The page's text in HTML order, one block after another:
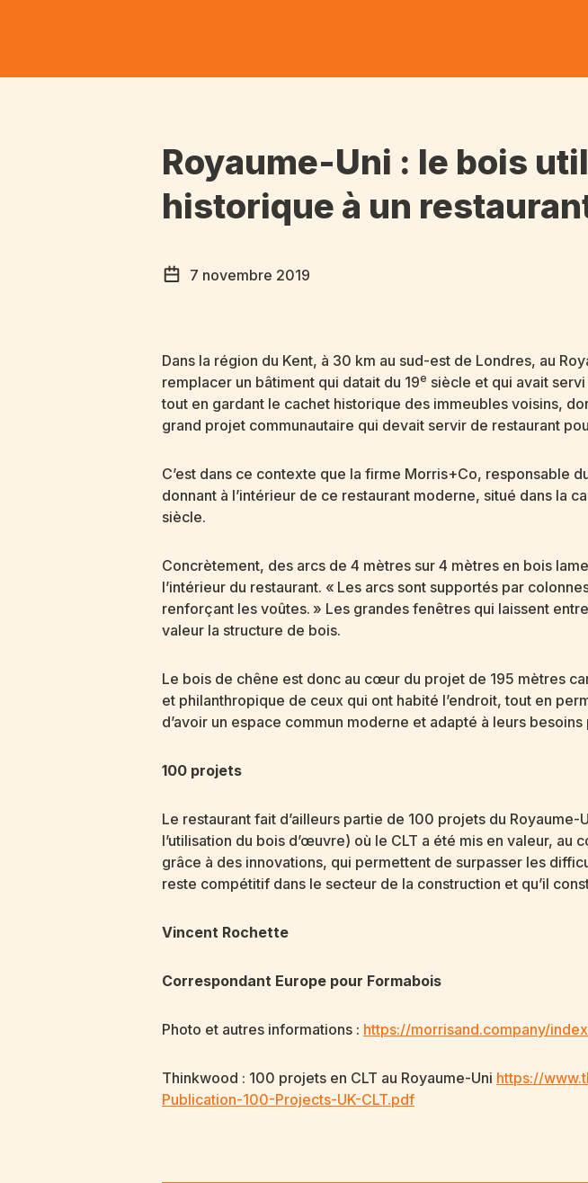
Royaume-Uni : le bois
historique à un
7 novembre 2019
Dans la région du Kent, à 30 km au sud-est de Londres, au
remplacer un bâtiment qui datait du 19e siècle et qui avait
tout en gardant le cachet historique des immeubles voisins,
grand projet communautaire qui devait servir de restaurant
C’est dans ce contexte que la firme Morris+Co, responsable
donnant à l’intérieur de ce restaurant moderne, situé dans la
siècle.
Concrètement, des arcs de 4 mètres sur 4 mètres en bois
l’intérieur du restaurant. « Les arcs sont supportés par
renforçant les voûtes. » Les grandes fenêtres qui laissent
valeur la structure de bois.
Le bois de chêne est donc au cœur du projet de 195 mètres
et philanthropique de ceux qui ont habité l’endroit, tout en
d’avoir un espace commun moderne et adapté à leurs besoins
100 projets
Le restaurant fait d’ailleurs partie de 100 projets du Royaume-
l’utilisation du bois d’œuvre) où le CLT a été mis en valeur, au
grâce à des innovations, qui permettent de surpasser les
reste compétitif dans le secteur de la construction et qu’il
Vincent Rochette
Correspondant Europe pour Formabois
Photo et autres informations : https://morrisand.company/
Thinkwood : 100 projets en CLT au Royaume-Uni https://
Publication-100-Projects-UK-CLT.pdf